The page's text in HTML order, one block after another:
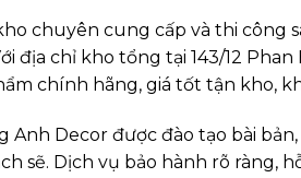
chuyên cung cấp và thi công
địa chỉ kho tổng tại 143/12
chính hãng, giá tốt tận kho,
Decor được đào tạo bài
sẽ. Dịch vụ bảo hành rõ ràng,